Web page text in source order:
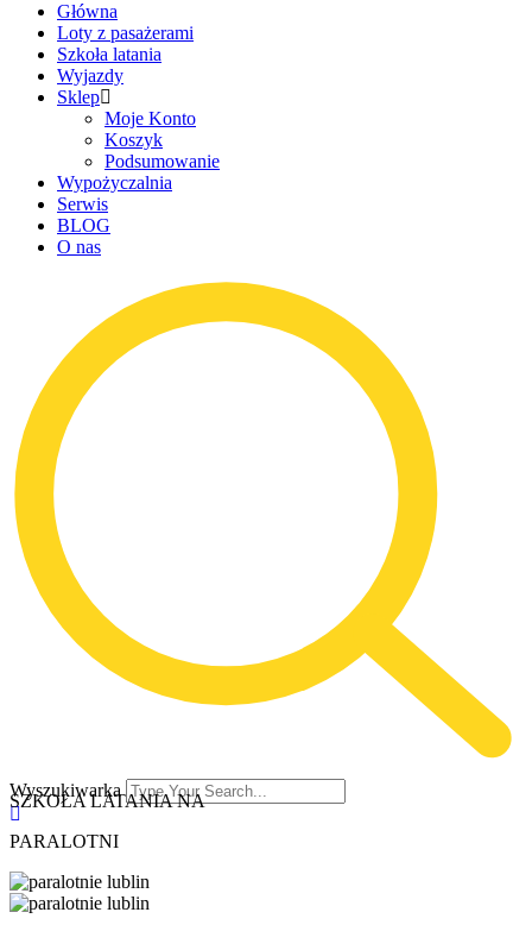
Główna
Loty z pasażerami
Szkoła latania
Wyjazdy
Sklep
Moje Konto
Koszyk
Podsumowanie
Wypożyczalnia
Serwis
BLOG
O nas
Wyszukiwarka
SZKOŁA LATANIA NA
PARALOTNI